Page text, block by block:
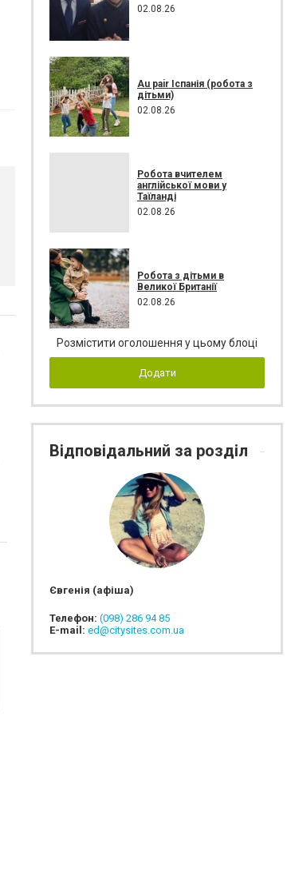
02.08.26
Au pair Іспанія (робота з
дітьми)
02.08.26
Робота вчителем
англійської мови у
Таїланді
02.08.26
Робота з дітьми в
Великої Британії
02.08.26
Розмістити оголошення у цьому блоці
Додати
Відповідальний за розділ
Євгенія (афіша)
Телефон: (098) 286 94 85
E-mail: ed@citysites.com.ua